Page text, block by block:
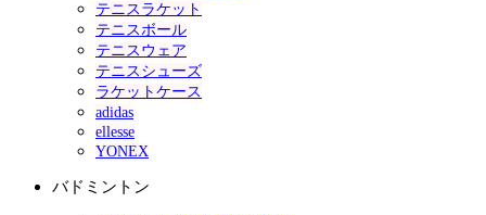
テニスラケット
テニスボール
テニスウェア
テニスシューズ
ラケットケース
adidas
ellesse
YONEX
バドミントン